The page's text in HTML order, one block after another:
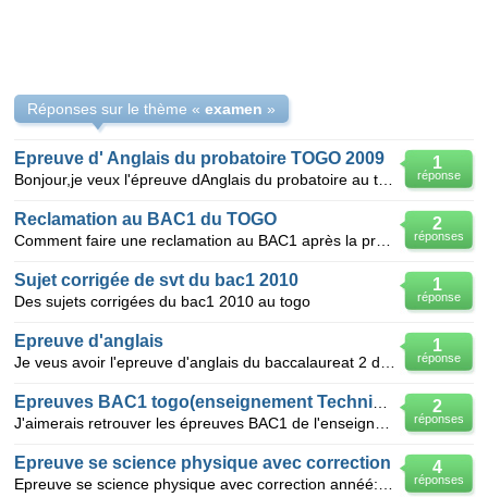
Réponses sur le thème «examen »
1
réponse
Epreuve d' Anglais du probatoire TOGO 2009
2
réponses
Reclamation au BAC1 du TOGO
1
réponse
Sujet corrigée de svt du bac1 2010
Des sujets corrigées du bac1 2010 au togo
1
réponse
Epreuve d'anglais
2
réponses
4
réponses
Epreuve se science physique avec correction